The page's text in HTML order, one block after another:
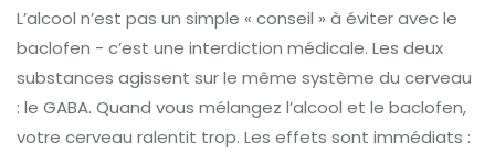
L’alcool n’est pas un simple « conseil » à éviter avec le
baclofen - c’est une interdiction médicale. Les deux
substances agissent sur le même système du cerveau
: le GABA. Quand vous mélangez l’alcool et le baclofen,
votre cerveau ralentit trop. Les effets sont immédiats :